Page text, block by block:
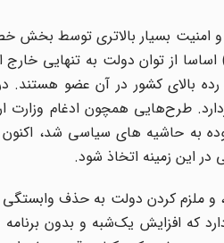
امنیت بسیار بالاتری توسط بخش
از توان دولت به تنهایی خارج
بالای کشور در آن عضو
طرح‌هایی همچون ادغام وزارت
به حاشیه های سیاسی شد، اکنون
این زمینه اتخاذ شود.
و ملزم کردن دولت به حذف
که افزایش یک‌شبه و بدون